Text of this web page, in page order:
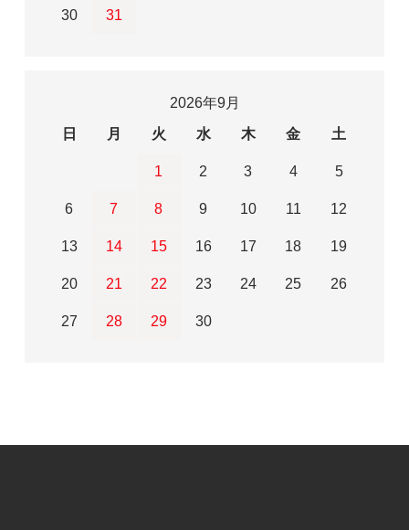
30 31
2026年9月
日
月 火 水 木 金 土
1 2 3 4 5
6 7 8 9 10 11 12
13 14 15 16 17 18 19
20 21 22 23 24 25 26
27 28 29 30